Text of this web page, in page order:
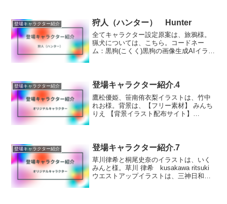
試みとして誕生...
登場キャラクター紹介 狩人（ハンター） Hunter
全てキャラクター設定原案は、旅鴉様。
猟犬については、こちら。コードネー
ム：黒狗(こくく)黒狗の画像生成AIイラス
登場キャラクター紹介 登場キャラクター紹介.4
鷹松優姫、笹南侑衣梨イラストは、竹中
れお様。背景は、【フリー素材】 みんち
りえ 【背景イラスト配布サイト】
誘拐事件...
登場キャラクター紹介 登場キャラクター紹介.7
草川律希と桐尾史奈のイラストは、いく
みんと様。草川 律希 kusakawa ritsuki
ウエストアップイラストは、三神日和